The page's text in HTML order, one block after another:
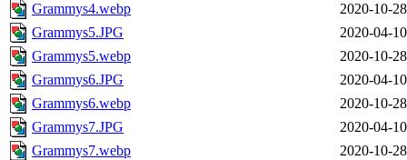
Grammys4.webp
2020-10-
Grammys5.JPG
2020-04-
Grammys5.webp
2020-10-
Grammys6.JPG
2020-04-
Grammys6.webp
2020-10-
Grammys7.JPG
2020-04-
Grammys7.webp
2020-10-